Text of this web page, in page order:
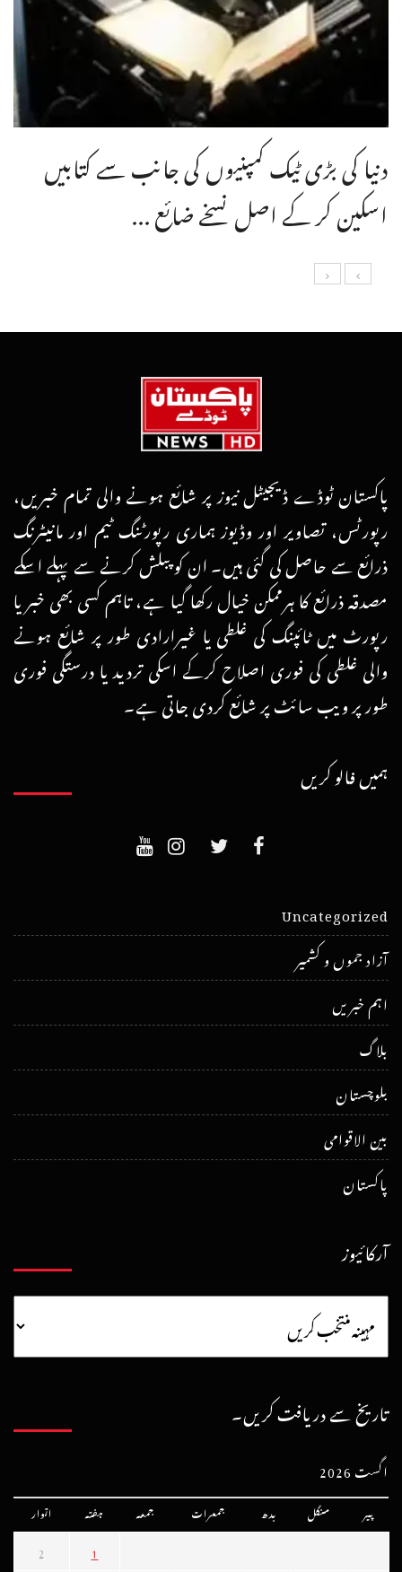
دنیا کی بڑی ٹیک کمپنیوں کی جانب سے کتابیں
اسکین کر کے اصل نسخے ضائع ...
پاکستان ٹوڈے ڈیجیٹل نیوز پر شائع ہونے والی تمام خبریں،
رپورٹس، تصاویر اور وڈیوز ہماری رپورٹنگ ٹیم اور مانیٹرنگ
ذرائع سے حاصل کی گئی ہیں۔ ان کو پبلش کرنے سے پہلے اسکے
مصدقہ ذرائع کا ہرممکن خیال رکھا گیا ہے، تاہم کسی بھی خبر یا
رپورٹ میں ٹائپنگ کی غلطی یا غیرارادی طور پر شائع ہونے
والی غلطی کی فوری اصلاح کرکے اسکی تردید یا درستگی فوری
طور پر ویب سائٹ پر شائع کردی جاتی ہے۔
ہمیں فالو کریں
Uncategorized
آزاد جموں و کشمیر
اہم خبریں
بلاگ
بلوچستان
بین الاقوامی
پاکستان
آرکائیوز
تاریخ سے دریافت کریں۔
اگست 2026
پیر منگل بدھ جمعرات جمعہ ہفتہ اتوار
1
2